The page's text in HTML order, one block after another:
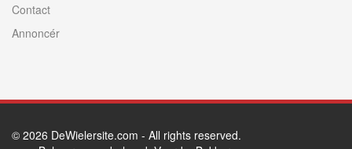
Contact
Annoncér
© 2026 DeWielersite.com - All rights reserved.